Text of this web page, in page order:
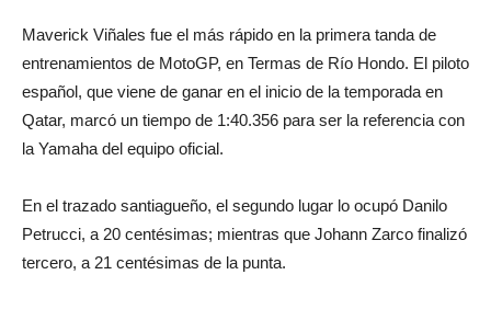
Maverick Viñales fue el más rápido en la primera tanda de
entrenamientos de MotoGP, en Termas de Río Hondo. El piloto
español, que viene de ganar en el inicio de la temporada en
Qatar, marcó un tiempo de 1:40.356 para ser la referencia con
la Yamaha del equipo oficial.
En el trazado santiagueño, el segundo lugar lo ocupó Danilo
Petrucci, a 20 centésimas; mientras que Johann Zarco finalizó
tercero, a 21 centésimas de la punta.